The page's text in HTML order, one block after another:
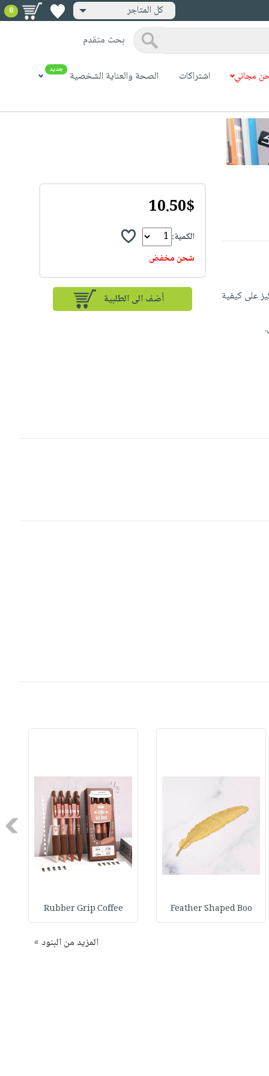
كل المتاجر 0
بحث متقدم
مجاني اشتراكات الصحة والعناية الشخصية جديد
على كيفية
10.50$
الكمية:
شحن مخفض
أضف الى الطلبية
Feather Shaped Boo
Rubber Grip Coffee
المزيد من البنود »